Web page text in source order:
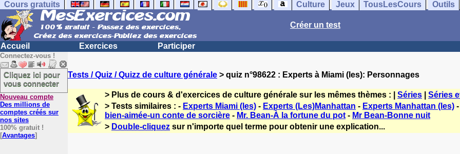
Cours gratuits Culture Jeux TousLesCours Outils
Créer un test
Accueil Exercices Participer
Connectez-vous !
Cliquez ici pour
vous connecter
Nouveau compte
Des millions de
comptes créés sur
nos sites
100% gratuit !
[Avantages]
Tests / Quiz / Quizz de culture générale > quiz n°98622 : Experts à Miami (les): Personnages
> Plus de cours & d'exercices de culture générale sur les mêmes thèmes : | Séries Séries
> Tests similaires : - Experts Miami (les) - Experts (Les)Manhattan - Experts Manhattan (les) -
bien-aimée-un conte de sorcière - Mr. Bean-À la fortune du pot - Mr Bean-Bonne nuit
> Double-cliquez sur n'importe quel terme pour obtenir une explication...